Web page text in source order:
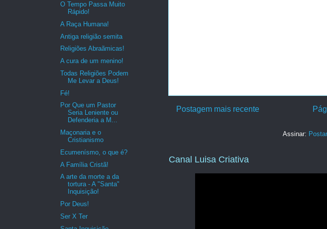
Postagem mais recente
Assinar:
Canal Luisa Criativa
O Tempo Passa Muito
Rápido!
A Raça Humana!
Antiga religião semita
Religiões Abraãmicas!
A cura de um menino!
Todas Religiões Podem
Me Levar a Deus!
Fé!
Por Que um Pastor
Seria Leniente ou
Defenderia a M...
Maçonaria e o
Cristianismo
Ecumenísmo, o que é?
A Família Cristã!
A arte da morte a da
tortura - A "Santa"
Inquisição!
Por Deus!
Ser X Ter